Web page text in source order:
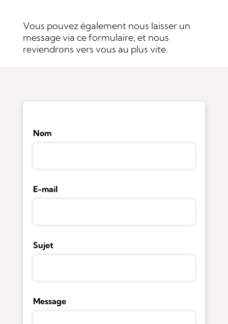
Vous pouvez également nous laisser un
message via ce formulaire, et nous
reviendrons vers vous au plus vite.
Nom
E-mail
Sujet
Message